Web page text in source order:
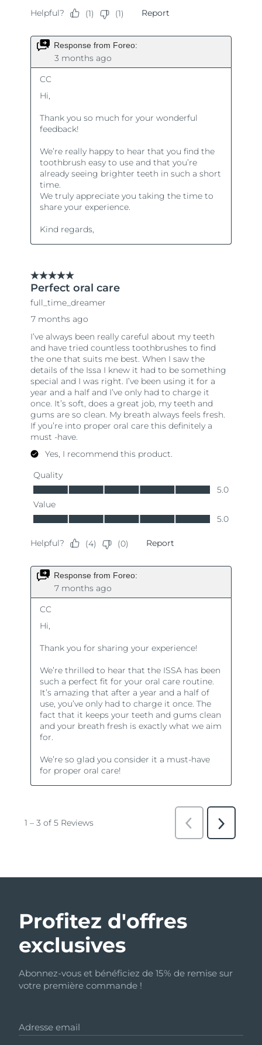
Profitez d'offres
exclusives
Abonnez-vous et bénéficiez de 15% de remise sur
votre première commande !
Adresse email